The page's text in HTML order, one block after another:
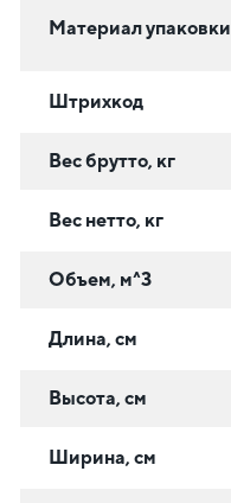
Материал упаковки
Штрихкод
Вес брутто, кг
Вес нетто, кг
Объем, м^3
Длина, см
Высота, см
Ширина, см